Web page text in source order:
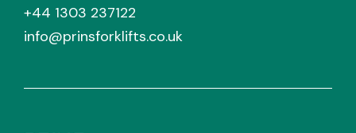
+44 1303 237122
info@prinsforklifts.co.uk